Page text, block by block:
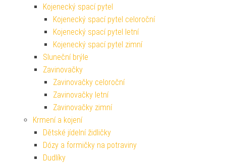
Kojenecký spací pytel
Kojenecký spací pytel celoroční
Kojenecký spací pytel letní
Kojenecký spací pytel zimní
Sluneční brýle
Zavinovačky
Zavinovačky celoroční
Zavinovačky letní
Zavinovačky zimní
Krmení a kojení
Dětské jídelní židličky
Dózy a formičky na potraviny
Dudlíky